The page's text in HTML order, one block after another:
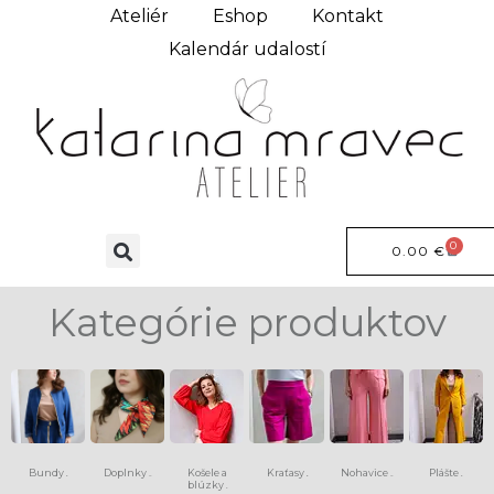
Ateliér Eshop
Kontakt
Kalendár udalostí
0.00 € 0
Kategórie produktov
Bundy Doplnky
Košele a
blúzky
Kraťasy Nohavice Plášte